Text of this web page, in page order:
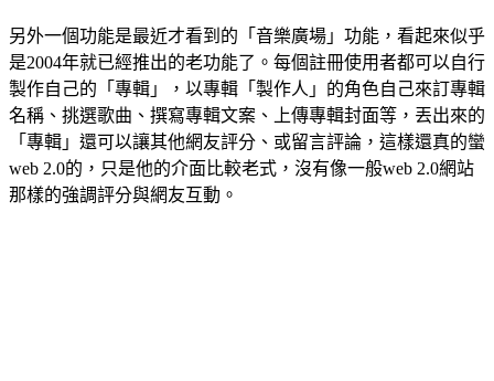
另外一個功能是最近才看到的「音樂廣場」功能，看起來似乎
是2004年就已經推出的老功能了。每個註冊使用者都可以自行
製作自己的「專輯」，以專輯「製作人」的角色自己來訂專輯
名稱、挑選歌曲、撰寫專輯文案、上傳專輯封面等，丟出來的
「專輯」還可以讓其他網友評分、或留言評論，這樣還真的蠻
web 2.0的，只是他的介面比較老式，沒有像一般web 2.0網站
那樣的強調評分與網友互動。